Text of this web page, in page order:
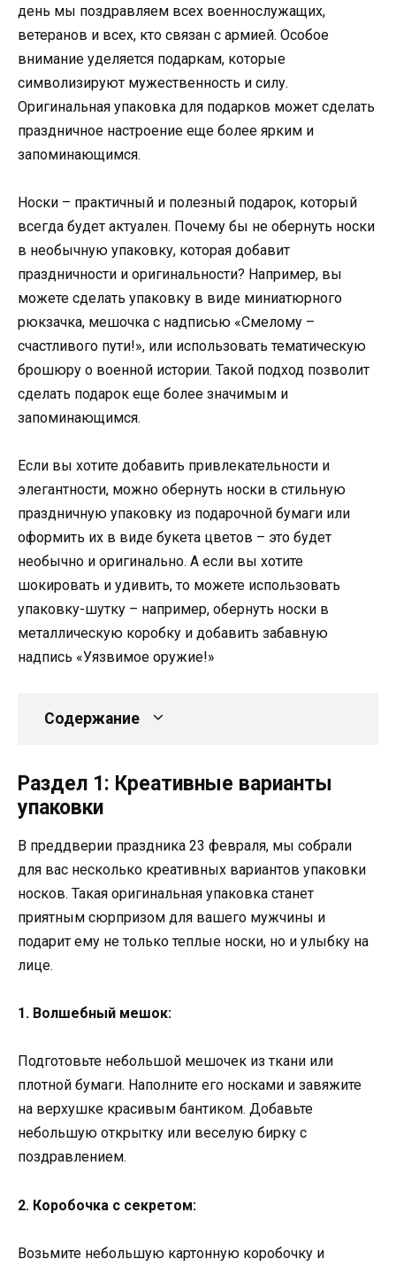
день мы поздравляем всех военнослужащих,
ветеранов и всех, кто связан с армией. Особое
внимание уделяется подаркам, которые
символизируют мужественность и силу.
Оригинальная упаковка для подарков может сделать
праздничное настроение еще более ярким и
запоминающимся.
Носки – практичный и полезный подарок, который
всегда будет актуален. Почему бы не обернуть носки
в необычную упаковку, которая добавит
праздничности и оригинальности? Например, вы
можете сделать упаковку в виде миниатюрного
рюкзачка, мешочка с надписью «Смелому –
счастливого пути!», или использовать тематическую
брошюру о военной истории. Такой подход позволит
сделать подарок еще более значимым и
запоминающимся.
Если вы хотите добавить привлекательности и
элегантности, можно обернуть носки в стильную
праздничную упаковку из подарочной бумаги или
оформить их в виде букета цветов – это будет
необычно и оригинально. А если вы хотите
шокировать и удивить, то можете использовать
упаковку-шутку – например, обернуть носки в
металлическую коробку и добавить забавную
надпись «Уязвимое оружие!»
Содержание
Раздел 1: Креативные варианты
упаковки
В преддверии праздника 23 февраля, мы собрали
для вас несколько креативных вариантов упаковки
носков. Такая оригинальная упаковка станет
приятным сюрпризом для вашего мужчины и
подарит ему не только теплые носки, но и улыбку на
лице.
1. Волшебный мешок:
Подготовьте небольшой мешочек из ткани или
плотной бумаги. Наполните его носками и завяжите
на верхушке красивым бантиком. Добавьте
небольшую открытку или веселую бирку с
поздравлением.
2. Коробочка с секретом:
Возьмите небольшую картонную коробочку и